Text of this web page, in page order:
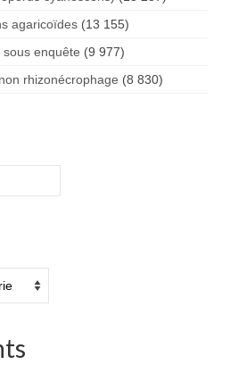
agaricoïdes (13 155)
enquête (9 977)
rhizonécrophage (8 830)